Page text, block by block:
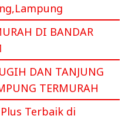
DI BANDAR
DAN TANJUNG
TERMURAH
Terbaik di